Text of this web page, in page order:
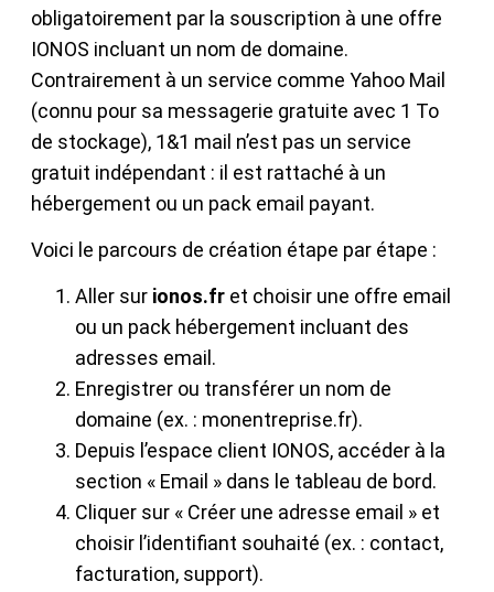
obligatoirement par la souscription à une offre
IONOS incluant un nom de domaine.
Contrairement à un service comme Yahoo Mail
(connu pour sa messagerie gratuite avec 1 To
de stockage), 1&1 mail n’est pas un service
gratuit indépendant : il est rattaché à un
hébergement ou un pack email payant.
Voici le parcours de création étape par étape :
Aller sur ionos.fr et choisir une offre email
ou un pack hébergement incluant des
adresses email.
Enregistrer ou transférer un nom de
domaine (ex. : monentreprise.fr).
Depuis l’espace client IONOS, accéder à la
section « Email » dans le tableau de bord.
Cliquer sur « Créer une adresse email » et
choisir l’identifiant souhaité (ex. : contact,
facturation, support).